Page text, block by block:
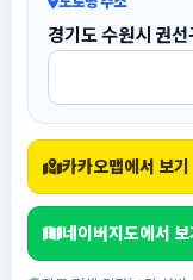
경기도 수원시 권
카카오맵에서 보기
네이버지도에서 보